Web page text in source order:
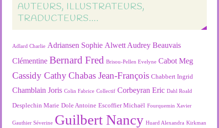
AUTEURS, ILLUSTRATEURS,
TRADUCTEURS….
Adlard Charlie Adriansen Sophie Alwett Audrey Beauvais
Clémentine Bernard Fred Brisou-Pellen Evelyne Cabot Meg
Cassidy Cathy Chabas Jean-François Chabbert Ingrid
Chamblain Joris Colin Fabrice Collectif Corbeyran Eric Dahl Roald
Desplechin Marie Dole Antoine Escoffier Michaël Fourquemin Xavier
Gauthier Séverine Guilbert Nancy Huard Alexandra Kirkman